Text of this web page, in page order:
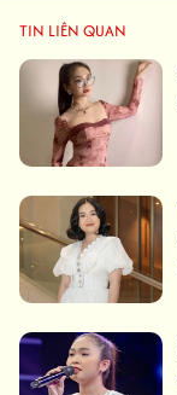
TIN LIÊN QUAN